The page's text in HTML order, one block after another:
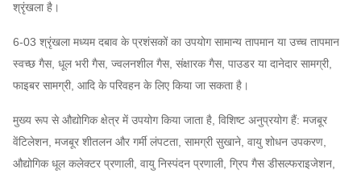
श्रृंखला है।
6-03 श्रृंखला मध्यम दबाव के प्रशंसकों का उपयोग सामान्य तापमान या उच्च तापमान
स्वच्छ गैस, धूल भरी गैस, ज्वलनशील गैस, संक्षारक गैस, पाउडर या दानेदार सामग्री,
फाइबर सामग्री, आदि के परिवहन के लिए किया जा सकता है।
मुख्य रूप से औद्योगिक क्षेत्र में उपयोग किया जाता है, विशिष्ट अनुप्रयोग हैं: मजबूर
वेंटिलेशन, मजबूर शीतलन और गर्मी लंपटता, सामग्री सुखाने, वायु शोधन उपकरण,
औद्योगिक धूल कलेक्टर प्रणाली, वायु निस्पंदन प्रणाली, ग्रिप गैस डीसल्फराइजेशन,